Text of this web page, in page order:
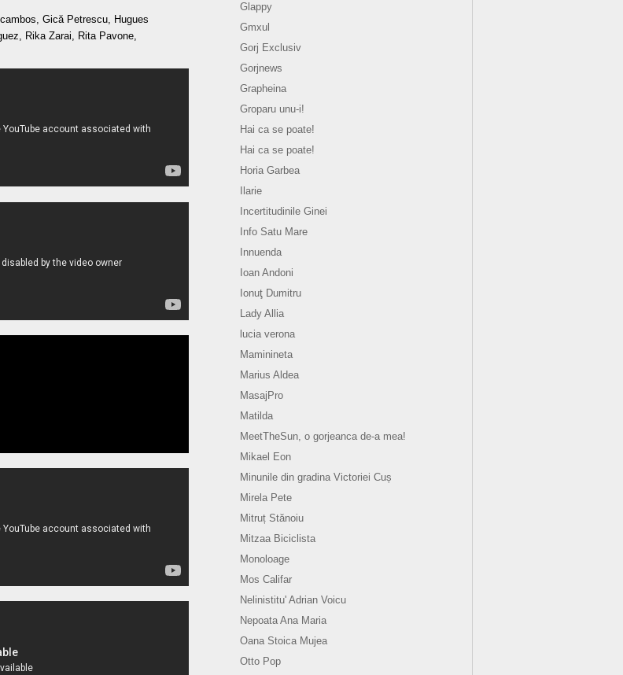
Gică Petrescu, Hugues
Rika Zarai, Rita Pavone,
Glappy
Gmxul
Gorj Exclusiv
Gorjnews
Grapheina
Groparu unu-i!
Hai ca se poate!
Hai ca se poate!
Horia Garbea
Ilarie
Incertitudinile Ginei
Info Satu Mare
Innuenda
Ioan Andoni
Ionuţ Dumitru
Lady Allia
lucia verona
Maminineta
Marius Aldea
MasajPro
Matilda
MeetTheSun, o gorjeanca de-a mea!
Mikael Eon
Minunile din gradina Victoriei Cuș
Mirela Pete
Mitruț Stănoiu
Mitzaa Biciclista
Monoloage
Mos Califar
Nelinistitu' Adrian Voicu
Nepoata Ana Maria
Oana Stoica Mujea
Otto Pop